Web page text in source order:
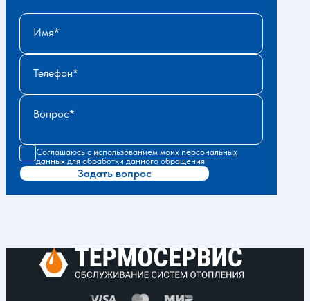
Имя
Телефон
Вопрос
Соглашаюсь с использованием моих персональных
данных для обработки данного обращения
Задать вопрос